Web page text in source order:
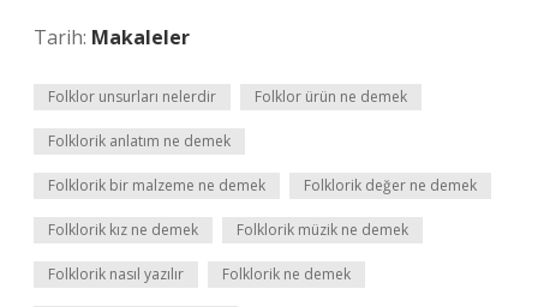
Tarih: Makaleler
Folklor unsurları nelerdir Folklor ürün ne demek
Folklorik anlatım ne demek
Folklorik bir malzeme ne demek Folklorik değer ne demek
Folklorik kız ne demek Folklorik müzik ne demek
Folklorik nasıl yazılır Folklorik ne demek